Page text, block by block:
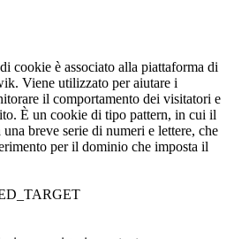
cookie è associato alla piattaforma di
Viene utilizzato per aiutare i
il comportamento dei visitatori e
È un cookie di tipo pattern, in cui il
breve serie di numeri e lettere, che
per il dominio che imposta il